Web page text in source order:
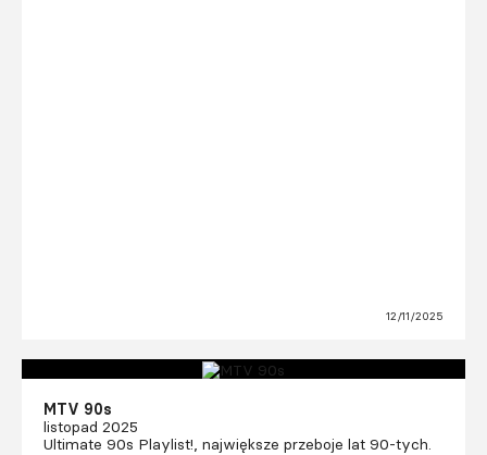
12/11/2025
MTV 90s
listopad 2025
Ultimate 90s Playlist!, największe przeboje lat 90-tych.